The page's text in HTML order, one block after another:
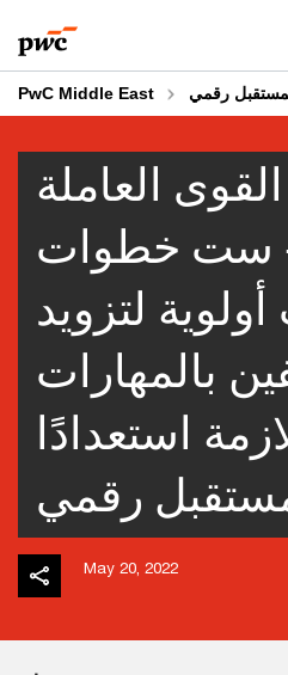
to
content
to
footer
PwC Middle East لمستقبل رقمي
القوى العاملة
- ست خطوات
لتزويد
بالمهارات
استعدادًا
رقمي
May 20, 2022